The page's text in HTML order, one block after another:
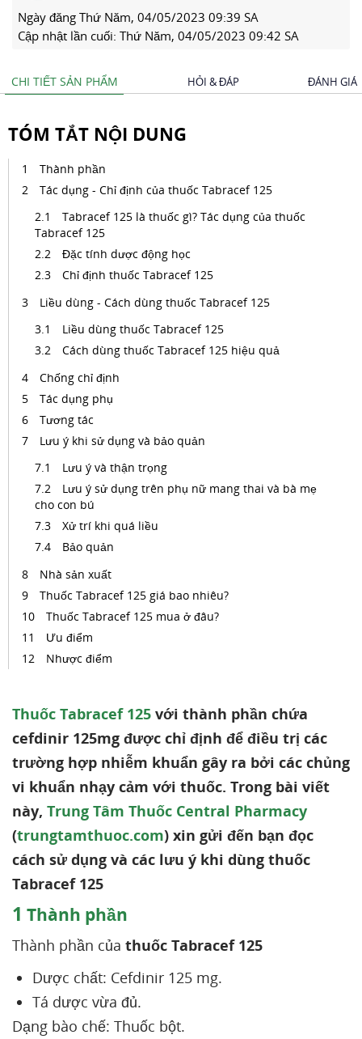
Ngày đăng Thứ Năm, 04/05/2023 09:39 SA
Cập nhật lần cuối: Thứ Năm, 04/05/2023 09:42 SA
CHI TIẾT SẢN PHẨM HỎI & ĐÁP ĐÁNH GIÁ
TÓM TẮT NỘI DUNG
Thành phần
Tác dụng - Chỉ định của thuốc Tabracef 125
Tabracef 125 là thuốc gì? Tác dụng của thuốc
Tabracef 125
Đặc tính dược động học
Chỉ định thuốc Tabracef 125
Liều dùng - Cách dùng thuốc Tabracef 125
Liều dùng thuốc Tabracef 125
Cách dùng thuốc Tabracef 125 hiệu quả
Chống chỉ định
Tác dụng phụ
Tương tác
Lưu ý khi sử dụng và bảo quản
Lưu ý và thận trọng
Lưu ý sử dụng trên phụ nữ mang thai và bà mẹ
cho con bú
Xử trí khi quá liều
Bảo quản
Nhà sản xuất
Thuốc Tabracef 125 giá bao nhiêu?
Thuốc Tabracef 125 mua ở đâu?
Ưu điểm
Nhược điểm
Thuốc Tabracef 125 với thành phần chứa
cefdinir 125mg được chỉ định để điều trị các
trường hợp nhiễm khuẩn gây ra bởi các chủng
vi khuẩn nhạy cảm với thuốc. Trong bài viết
này, Trung Tâm Thuốc Central Pharmacy
(trungtamthuoc.com) xin gửi đến bạn đọc
cách sử dụng và các lưu ý khi dùng thuốc
Tabracef 125
1 Thành phần
Thành phần của thuốc Tabracef 125
Dược chất: Cefdinir 125 mg.
Tá dược vừa đủ.
Dạng bào chế: Thuốc bột.